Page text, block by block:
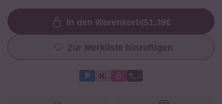
Loading...
In den Warenkorb 51,39€
Zur Merkliste hinzufügen